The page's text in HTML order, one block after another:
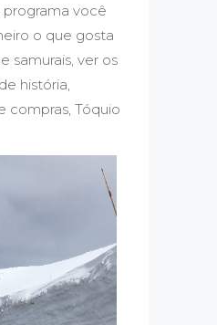
você
o que gosta
samurais, ver os
história,
compras, Tóquio